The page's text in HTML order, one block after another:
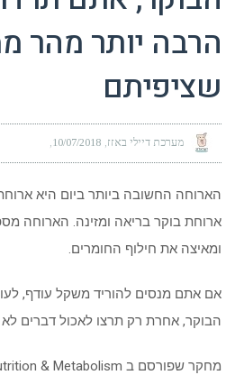
הרבה יותר מהר
שציפיתם
מערכת דיילי באזז 10/07/2018
הארוחה החשובה ביותר ביום היא
ארוחת בוקר בריאה ומזינה. הארוחה
ומאיצה את חילוף החומרים.
אם אתם מנסים להוריד משקל עודף,
הבוקר, אחרת רק תרצו לאכול דברים